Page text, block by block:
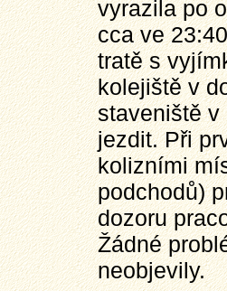
vyrazila po
cca ve
tratě s
kolejiště v
staveniště v
jezdit. Při
kolizními
podchodů)
dozoru
Žádné
neobjevily.